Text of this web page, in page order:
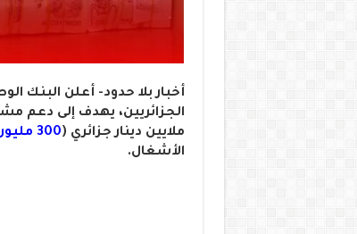
أخبار بلا حدود- أعلن البنك
ملايين دينار جزائري (300 مليون سنتيم
الأشغال.